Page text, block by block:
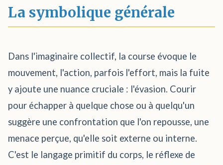
La symbolique générale
Dans l'imaginaire collectif, la course évoque le
mouvement, l'action, parfois l'effort, mais la fuite
y ajoute une nuance cruciale : l'évasion. Courir
pour échapper à quelque chose ou à quelqu'un
suggère une confrontation que l'on repousse, une
menace perçue, qu'elle soit externe ou interne.
C'est le langage primitif du corps, le réflexe de